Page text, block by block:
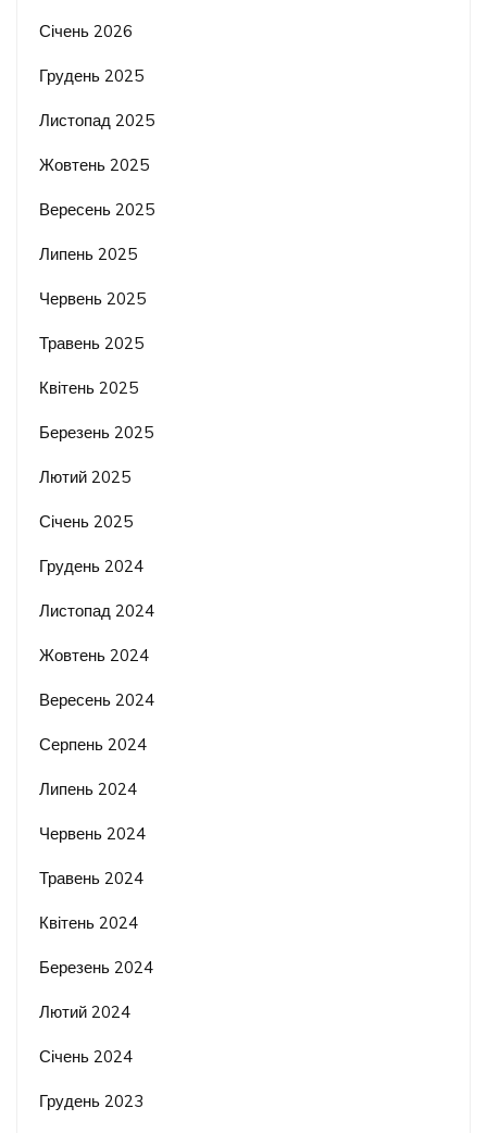
Січень 2026
Грудень 2025
Листопад 2025
Жовтень 2025
Вересень 2025
Липень 2025
Червень 2025
Травень 2025
Квітень 2025
Березень 2025
Лютий 2025
Січень 2025
Грудень 2024
Листопад 2024
Жовтень 2024
Вересень 2024
Серпень 2024
Липень 2024
Червень 2024
Травень 2024
Квітень 2024
Березень 2024
Лютий 2024
Січень 2024
Грудень 2023